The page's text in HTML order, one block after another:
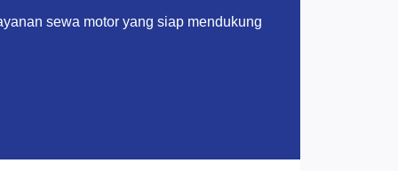
sewa motor yang siap mendukung